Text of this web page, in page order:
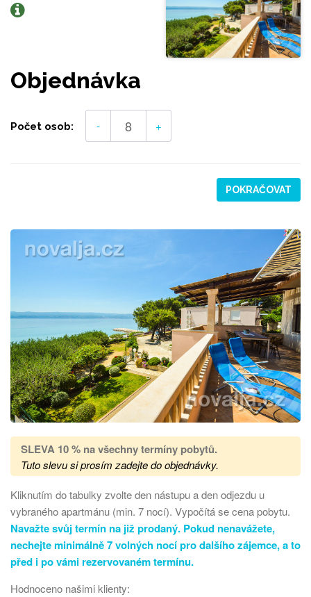
Objednávka
Počet osob: - +
POKRAČOVAT
SLEVA 10 % na všechny termíny pobytů.
Tuto slevu si prosím zadejte do objednávky.
Kliknutím do tabulky zvolte den nástupu a den odjezdu u
vybraného apartmánu (min. 7 nocí). Vypočítá se cena pobytu.
Navažte svůj termín na již prodaný. Pokud nenavážete,
nechejte minimálně 7 volných nocí pro dalšího zájemce, a to
před i po vámi rezervovaném termínu.
Hodnoceno našimi klienty: